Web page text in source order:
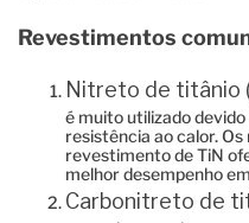
Revestimentos
Nitreto de titânio
é muito utilizado devido
resistência ao calor.
revestimento de TiN
melhor desempenho
Carbonitreto de